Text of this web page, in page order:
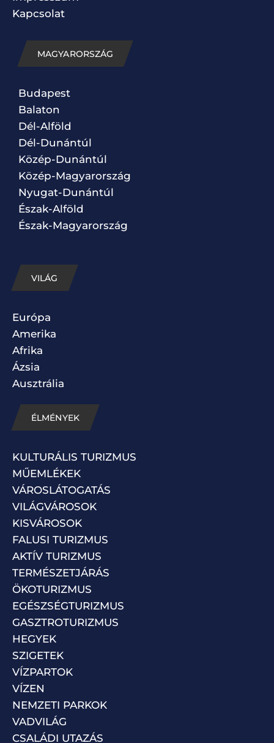
Kapcsolat
MAGYARORSZÁG
Budapest
Balaton
Dél-Alföld
Dél-Dunántúl
Közép-Dunántúl
Közép-Magyarország
Nyugat-Dunántúl
Észak-Alföld
Észak-Magyarország
VILÁG
Európa
Amerika
Afrika
Ázsia
Ausztrália
ÉLMÉNYEK
KULTURÁLIS TURIZMUS
MŰEMLÉKEK
VÁROSLÁTOGATÁS
VILÁGVÁROSOK
KISVÁROSOK
FALUSI TURIZMUS
AKTÍV TURIZMUS
TERMÉSZETJÁRÁS
ÖKOTURIZMUS
EGÉSZSÉGTURIZMUS
GASZTROTURIZMUS
HEGYEK
SZIGETEK
VÍZPARTOK
VÍZEN
NEMZETI PARKOK
VADVILÁG
CSALÁDI UTAZÁS